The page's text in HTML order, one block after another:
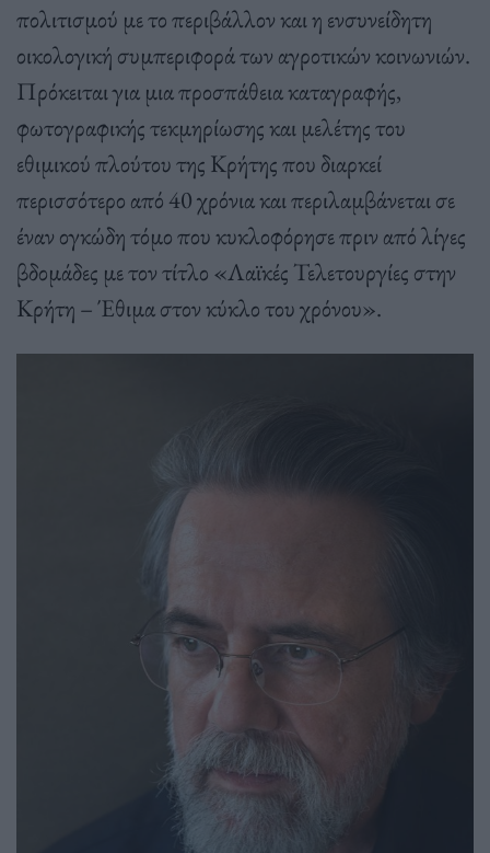
πολιτισμού με το περιβάλλον και η ενσυνείδητη
οικολογική συμπεριφορά των αγροτικών κοινωνιών.
Πρόκειται για μια προσπάθεια καταγραφής,
φωτογραφικής τεκμηρίωσης και μελέτης του
εθιμικού πλούτου της Κρήτης που διαρκεί
περισσότερο από 40 χρόνια και περιλαμβάνεται σε
έναν ογκώδη τόμο που κυκλοφόρησε πριν από λίγες
βδομάδες με τον τίτλο «Λαϊκές Τελετουργίες στην
Κρήτη – Έθιμα στον κύκλο του χρόνου».